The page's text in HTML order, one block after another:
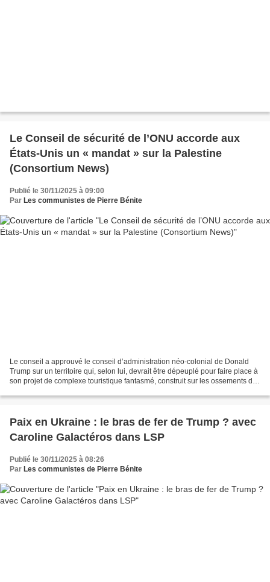
Le Conseil de sécurité de l’ONU accorde aux
États-Unis un « mandat » sur la Palestine
(Consortium News)
Publié le 30/11/2025 à 09:00
Par Les communistes de Pierre Bénite
Le conseil a approuvé le conseil d’administration néo-colonial de Donald
Trump sur un territoire qui, selon lui, devrait être dépeuplé pour faire place à
son projet de complexe touristique fantasmé, construit sur les ossements des
Paix en Ukraine : le bras de fer de Trump ? avec
Caroline Galactéros dans LSP
Publié le 30/11/2025 à 08:26
Par Les communistes de Pierre Bénite